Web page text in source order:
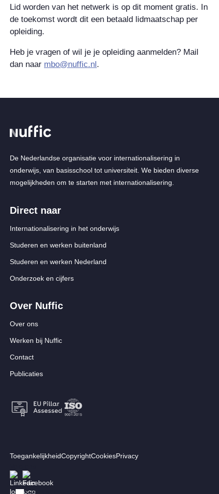
Lid worden van het netwerk is op dit moment gratis. In
de toekomst wordt dit een betaald lidmaatschap per
opleiding.
Heb je vragen of wil je je opleiding aanmelden? Mail
dan naar mbo@nuffic.nl.
De Nederlandse organisatie voor internationalisering in
onderwijs, van basisschool tot universiteit. We bieden diverse
mogelijkheden om te starten met internationalisering.
Direct naar
Internationalisering in het onderwijs
Studeren en werken buitenland
Studeren en werken Nederland
Onderzoek en cijfers
Over Nuffic
Over ons
Werken bij Nuffic
Contact
Publicaties
Footer:
menu
ToegankelijkheidCopyrightCookiesPrivacy
Afbeelding
Afbeelding